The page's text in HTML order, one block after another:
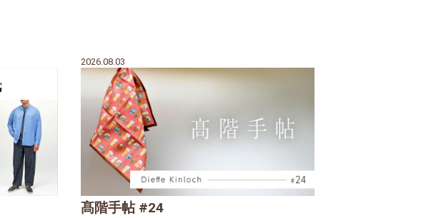
2026.08.03
髙階手帖 #24